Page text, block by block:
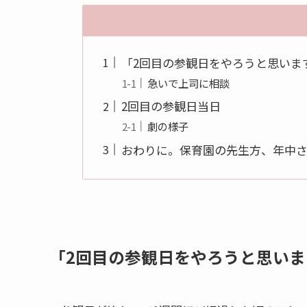
「2回目の参観日をやろうと思いま
急いで上司に相談
2回目の参観日当日
劇の様子
おわりに。保育園の先生方、年中
「2回目の参観日をやろうと思い